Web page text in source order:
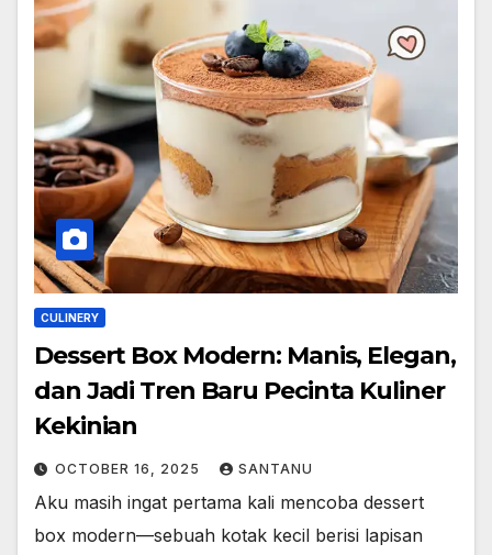
CULINERY
Dessert Box Modern: Manis, Elegan,
dan Jadi Tren Baru Pecinta Kuliner
Kekinian
OCTOBER 16, 2025 SANTANU
Aku masih ingat pertama kali mencoba dessert
box modern—sebuah kotak kecil berisi lapisan